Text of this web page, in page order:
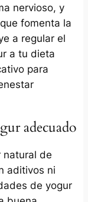
nervioso, y
fomenta la
a regular el
a tu dieta
para
adecuado
natural de
aditivos ni
de yogur